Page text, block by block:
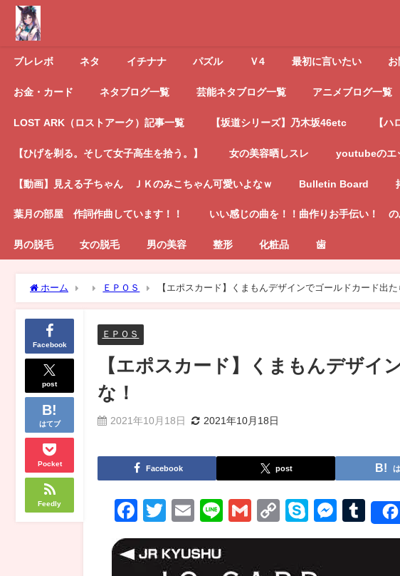
ブレレボ ネタ イチナナ パズル Ｖ4 最初に言いたい お
お金・カード ネタブログ一覧 芸能ネタブログ一覧 アニメブログ一覧
LOST ARK（ロストアーク）記事一覧 【坂道シリーズ】乃木坂46etc 【ハ
【ひげを剃る。そして女子高生を拾う。】 女の美容晒しスレ youtubeのエ
【動画】見える子ちゃん ＪＫのみこちゃん可愛いよなｗ Bulletin Board
葉月の部屋 作詞作曲しています！！ いい感じの曲を！！曲作りお手伝い！ の
男の脱毛 女の脱毛 男の美容 整形 化粧品 歯
ホーム ＥＰＯＳ 【エポスカード】くまもんデザインでゴールドカード出た
Facebook
post
はてブ
Pocket
Feedly
ＥＰＯＳ
【エポスカード】くまもんデザイ
な！
2021年10月18日 2021年10月18日
Facebook post
Facebook
Twitter
EmailLineGmailCopy
Link
Skype